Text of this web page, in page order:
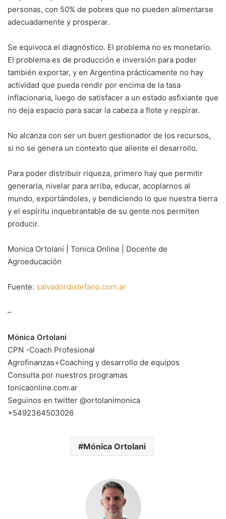
personas, con 50% de pobres que no pueden alimentarse
adecuadamente y prosperar.
Se equivoca el diagnóstico. El problema no es monetario.
El problema es de producción e inversión para poder
también exportar, y en Argentina prácticamente no hay
actividad que pueda rendir por encima de la tasa
inflacionaria, luego de satisfacer a un estado asfixiante que
no deja espacio para sacar la cabeza a flote y respìrar.
No alcanza con ser un buen gestionador de los recursos,
si no se genera un contexto que aliente el desarrollo.
Para poder distribuir riqueza, primero hay que permitir
generarla, nivelar para arriba, educar, acoplarnos al
mundo, exportándoles, y bendiciendo lo que nuestra tierra
y el espíritu inquebrantable de su gente nos permiten
producir.
Monica Ortolani | Tonica Online | Docente de
Agroeducación
Fuente: salvadordistefano.com.ar
–
Mónica Ortolani
CPN -Coach Profesional
Agrofinanzas+Coaching y desarrollo de equipos
Consulta por nuestros programas
tonicaonline.com.ar
Seguinos en twitter @ortolanimonica
+5492364503026
Mónica Ortolani